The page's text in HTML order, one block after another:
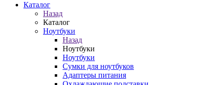
Каталог
Назад
Каталог
Ноутбуки
Назад
Ноутбуки
Ноутбуки
Сумки для ноутбуков
Адаптеры питания